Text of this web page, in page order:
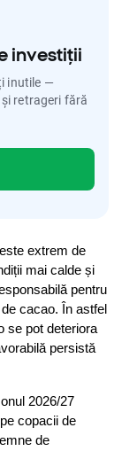
investiții
inutile —
retrageri fără
extrem de
mai calde și
pentru
cacao. În astfel
se pot deteriora
persistă
2026/27
copacii de
de